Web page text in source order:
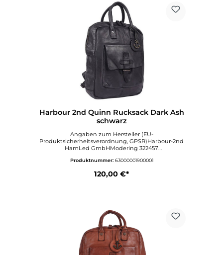
Harbour 2nd Quinn Rucksack Dark Ash
schwarz
Angaben zum Hersteller (EU-
Produktsicherheitsverordnung, GPSR)Harbour-2nd
HamLed GmbHModering 322457
ur2nd.de
Produktnummer: 63000001900001
120,00 €*